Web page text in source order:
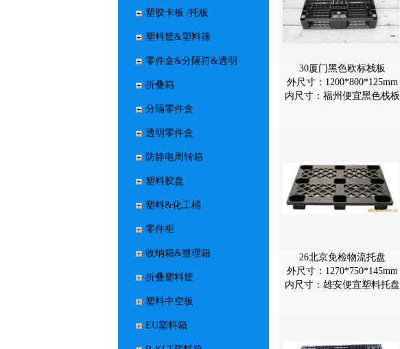
塑胶卡板 /托板
塑料筐&塑料筛
零件盒&分隔符&透明
折叠箱
分隔零件盒
透明零件盒
防静电周转箱
塑料胶盘
塑料&化工桶
零件柜
收纳箱&整理箱
折叠塑料筐
塑料中空板
EU塑料箱
30厦门黑色欧标栈板
外尺寸：1200*800*125mm
内尺寸：福州便宜黑色栈板
26北京免检物流托盘
外尺寸：1270*750*145mm
内尺寸：雄安便宜塑料托盘